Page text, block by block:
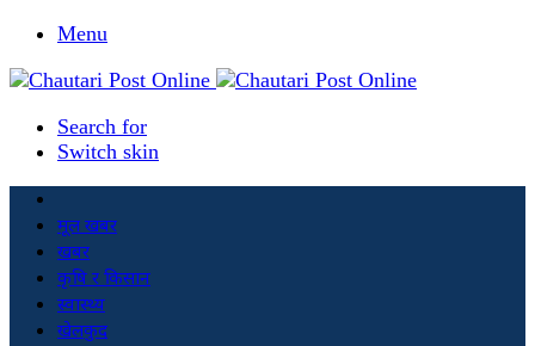
Menu
Search for
Switch skin
मूल खबर
खबर
कृषि र किसान
स्वास्थ्य
खेलकुद